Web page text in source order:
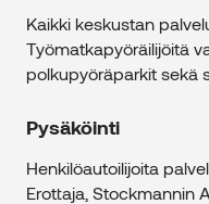
Kaikki keskustan
Työmatkapyöräilijöitä
polkupyöräparkit sekä
Pysäköinti
Henkilöautoilijoita
Erottaja, Stockmannin